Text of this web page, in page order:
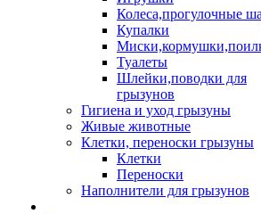
Колеса,прогулочные
Купалки
Туалеты
Шлейки,поводки для
грызунов
Гигиена и уход грызуны
Живые животные
Клетки, переноски грызуны
Клетки
Переноски
Наполнители для грызунов